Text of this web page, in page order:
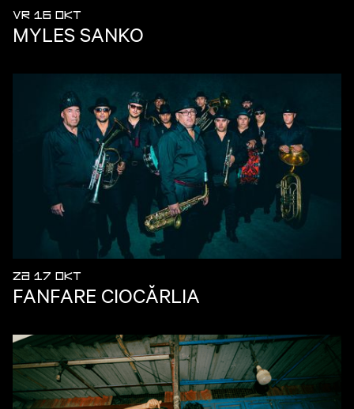
VR 16 OKT
MYLES SANKO
ZA 17 OKT
FANFARE CIOCĂRLIA